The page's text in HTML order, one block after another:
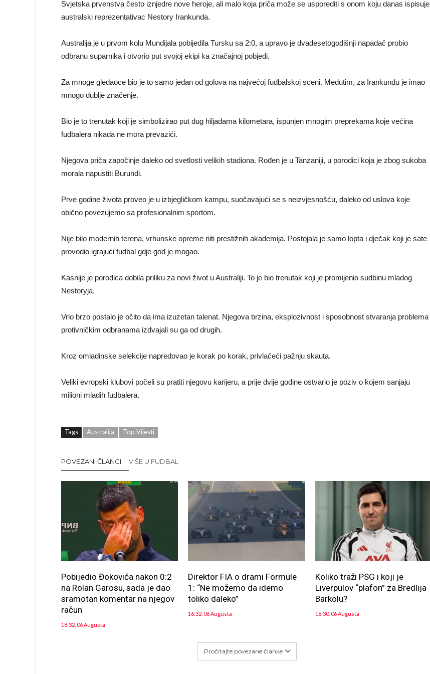
Svjetska prvenstva često iznjedre nove heroje, ali malo koja priča može se usporediti s onom koju danas ispisuje
australski reprezentativac Nestory Irankunda.
Australija je u prvom kolu Mundijala pobijedila Tursku sa 2:0, a upravo je dvadesetogodišnji napadač probio
odbranu suparnika i otvorio put svojoj ekipi ka značajnoj pobjedi.
Za mnoge gledaoce bio je to samo jedan od golova na najvećoj fudbalskoj sceni. Međutim, za Irankundu je imao
mnogo dublje značenje.
Bio je to trenutak koji je simbolizirao put dug hiljadama kilometara, ispunjen mnogim preprekama koje većina
fudbalera nikada ne mora prevazići.
Njegova priča započinje daleko od svetlosti velikih stadiona. Rođen je u Tanzaniji, u porodici koja je zbog sukoba
morala napustiti Burundi.
Prve godine života proveo je u izbjegličkom kampu, suočavajući se s neizvjesnošću, daleko od uslova koje
obično povezujemo sa profesionalnim sportom.
Nije bilo modernih terena, vrhunske opreme niti prestižnih akademija. Postojala je samo lopta i dječak koji je sate
provodio igrajući fudbal gdje god je mogao.
Kasnije je porodica dobila priliku za novi život u Australiji. To je bio trenutak koji je promijenio sudbinu mladog
Nestoryja.
Vrlo brzo postalo je očito da ima izuzetan talenat. Njegova brzina, eksplozivnost i sposobnost stvaranja problema
protivničkim odbranama izdvajali su ga od drugih.
Kroz omladinske selekcije napredovao je korak po korak, privlačeći pažnju skauta.
Veliki evropski klubovi počeli su pratiti njegovu karijeru, a prije dvije godine ostvario je poziv o kojem sanjaju
milioni mladih fudbalera.
Tags Australija Top Vijesti
POVEZANI ČLANCI VIŠE U FUDBAL
Pobijedio Đokovića nakon 0:2
na Rolan Garosu, sada je dao
sramotan komentar na njegov
račun
18:32, 06 Augusta
Direktor FIA o drami Formule
1: “Ne možemo da idemo
toliko daleko”
16:32, 06 Augusta
Koliko traži PSG i koji je
Liverpulov “plafon” za Bredlija
Barkolu?
16:30, 06 Augusta
Pročitajte povezane članke